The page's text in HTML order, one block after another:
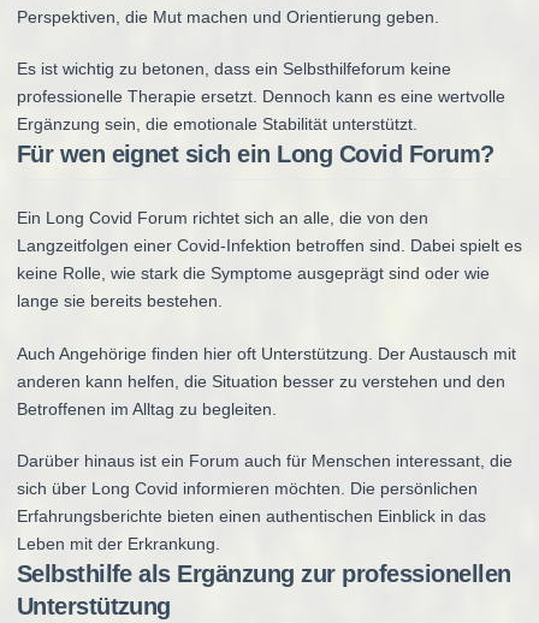
Perspektiven, die Mut machen und Orientierung geben.
Es ist wichtig zu betonen, dass ein Selbsthilfeforum keine
professionelle Therapie ersetzt. Dennoch kann es eine wertvolle
Ergänzung sein, die emotionale Stabilität unterstützt.
Für wen eignet sich ein Long Covid Forum?
Ein Long Covid Forum richtet sich an alle, die von den
Langzeitfolgen einer Covid-Infektion betroffen sind. Dabei spielt es
keine Rolle, wie stark die Symptome ausgeprägt sind oder wie
lange sie bereits bestehen.
Auch Angehörige finden hier oft Unterstützung. Der Austausch mit
anderen kann helfen, die Situation besser zu verstehen und den
Betroffenen im Alltag zu begleiten.
Darüber hinaus ist ein Forum auch für Menschen interessant, die
sich über Long Covid informieren möchten. Die persönlichen
Erfahrungsberichte bieten einen authentischen Einblick in das
Leben mit der Erkrankung.
Selbsthilfe als Ergänzung zur professionellen
Unterstützung